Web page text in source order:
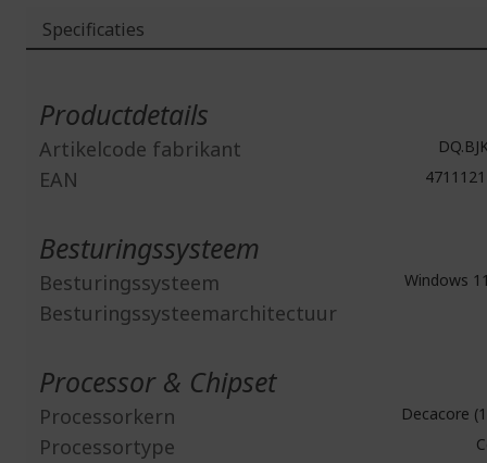
Specificaties
Productdetails
Artikelcode fabrikant
EAN
Besturingssysteem
Besturingssysteem Windows
Besturingssysteemarchitectuur
Processor & Chipset
Processorkern Decacore
Processortype